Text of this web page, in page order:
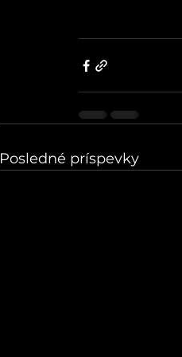
Posledné príspevky